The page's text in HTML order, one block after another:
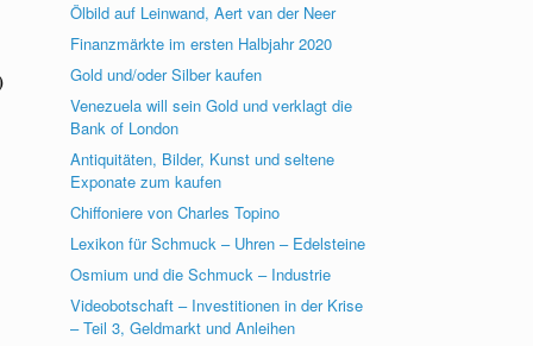
Ölbild auf Leinwand, Aert van der Neer
Finanzmärkte im ersten Halbjahr 2020
Gold und/oder Silber kaufen
Venezuela will sein Gold und verklagt die
Bank of London
Antiquitäten, Bilder, Kunst und seltene
Exponate zum kaufen
Chiffoniere von Charles Topino
Lexikon für Schmuck – Uhren – Edelsteine
Osmium und die Schmuck – Industrie
Videobotschaft – Investitionen in der Krise
– Teil 3, Geldmarkt und Anleihen